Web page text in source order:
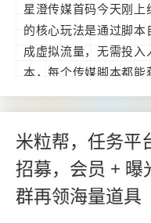
星澄传媒首码今天刚上
的核心玩法是通过脚本
成虚拟流量，无需投入
本，每个传媒脚本都能
对应流量积分奖励，积
由兑换成零钱，只需1
之付宝，安全可靠，无
任何问题。...
米粒帮，任务平
招募，会员 + 曝
群再领海量道具